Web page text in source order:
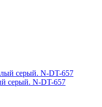
серый. N-DT-657